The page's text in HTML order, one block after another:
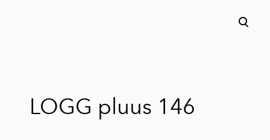
LOGG pluus 146